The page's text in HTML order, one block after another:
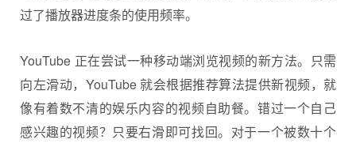
过了播放器进度条的使用频率。
YouTube 正在尝试一种移动端浏览视频的新方法。只需
向左滑动，YouTube 就会根据推荐算法提供新视频，就
像有着数不清的娱乐内容的视频自助餐。错过一个自己
感兴趣的视频？只要右滑即可找回。对于一个被数十个